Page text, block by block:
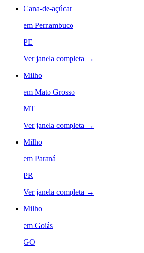
Cana-de-açúcar
em Pernambuco
PE
Ver janela completa →
Milho
em Mato Grosso
MT
Ver janela completa →
Milho
em Paraná
PR
Ver janela completa →
Milho
em Goiás
GO